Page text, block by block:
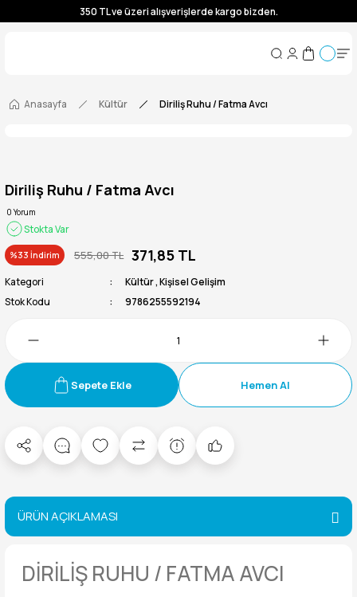
350 TL ve üzeri alışverişlerde kargo bizden.
350 TL ve üzeri alışverişlerde kargo bizden.
Anasayfa
Kültür Diriliş Ruhu / Fatma Avcı
Diriliş Ruhu / Fatma Avcı
0 Yorum
Stokta Var
%33 İndirim 555,00 TL 371,85 TL
Kategori Kültür,Kişisel Gelişim
Stok Kodu
9786255592194
Sepete Ekle Hemen Al
ÜRÜN AÇIKLAMASI
DİRİLİŞ RUHU / FATMA AVCI